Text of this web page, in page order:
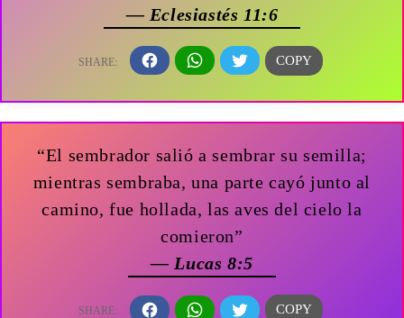
— Eclesiastés 11:6
“El sembrador salió a sembrar su semilla;
mientras sembraba, una parte cayó junto al
camino, fue hollada, las aves del cielo la
comieron”
— Lucas 8:5